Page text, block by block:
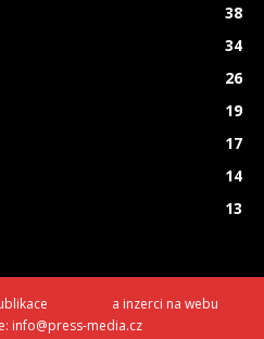
38
34
26
19
17
14
13
a inzerci na webu
info@press-media.cz